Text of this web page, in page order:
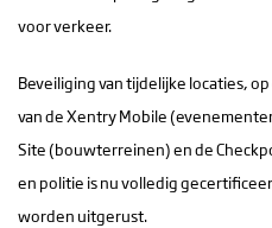
voor verkeer.
Beveiliging van tijdelijke locaties,
van de Xentry Mobile
Site (bouwterreinen) en de
en politie is nu volledig
worden uitgerust.